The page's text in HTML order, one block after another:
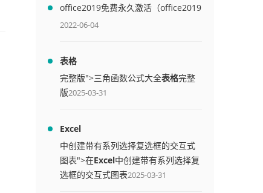
office2019免费永久激活（office2019
免费永久激活码）
2022-06-04
表格
完整版">三角函数公式大全表格完整
版2025-03-31
Excel
中创建带有系列选择复选框的交互式
图表">在Excel中创建带有系列选择复
选框的交互式图表2025-03-31